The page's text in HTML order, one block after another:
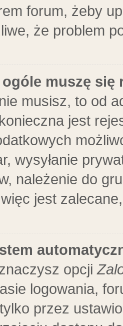
forum, żeby
że problem
muszę się
musisz, to od
jest
wysyłanie
należenie do
jest
opcji
logowania,
przez